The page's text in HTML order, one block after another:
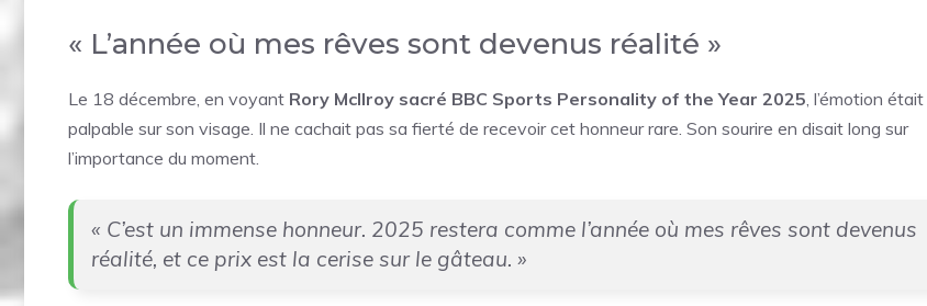
« L’année où mes rêves sont devenus réalité »
Le 18 décembre, en voyant Rory McIlroy sacré BBC Sports Personality of the Year 2025 , l’émotion était
palpable sur son visage. Il ne cachait pas sa fierté de recevoir cet honneur rare. Son sourire en disait long sur
l’importance du moment.
« C’est un immense honneur. 2025 restera comme l’année où mes rêves sont devenus
réalité, et ce prix est la cerise sur le gâteau. »